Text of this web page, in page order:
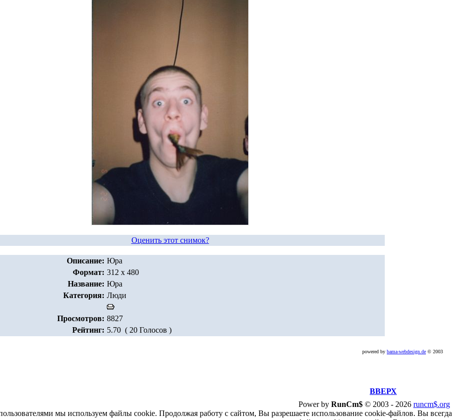
Оценить этот снимок?
Описание: Юра
Формат: 312 x 480
Название: Юра
Категория: Люди
Просмотров: 8827
Рейтинг: 5.70 ( 20 Голосов )
powered by bama-webdesign.de © 2003
ВВЕРХ
Power by RunCm$ © 2003 - 2026 runcm$.org
мы используем файлы cookie. Продолжая работу с сайтом, Вы разрешаете использование cookie-файлов. Вы всегда